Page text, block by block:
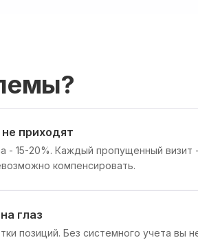
приходят
- 15-20%. Каждый пропущенный визит
компенсировать.
глаз
позиций. Без системного учета вы